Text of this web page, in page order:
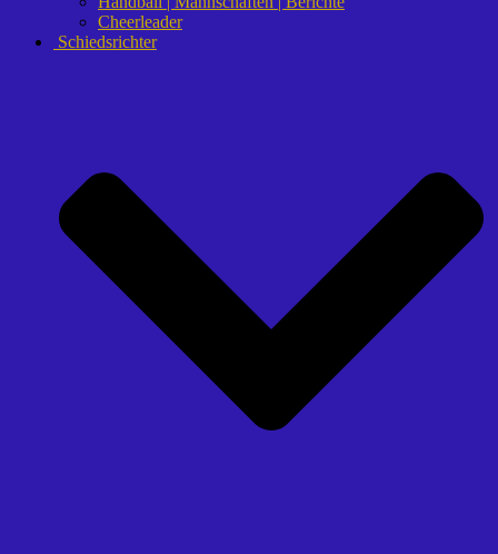
Cheerleader
Schiedsrichter